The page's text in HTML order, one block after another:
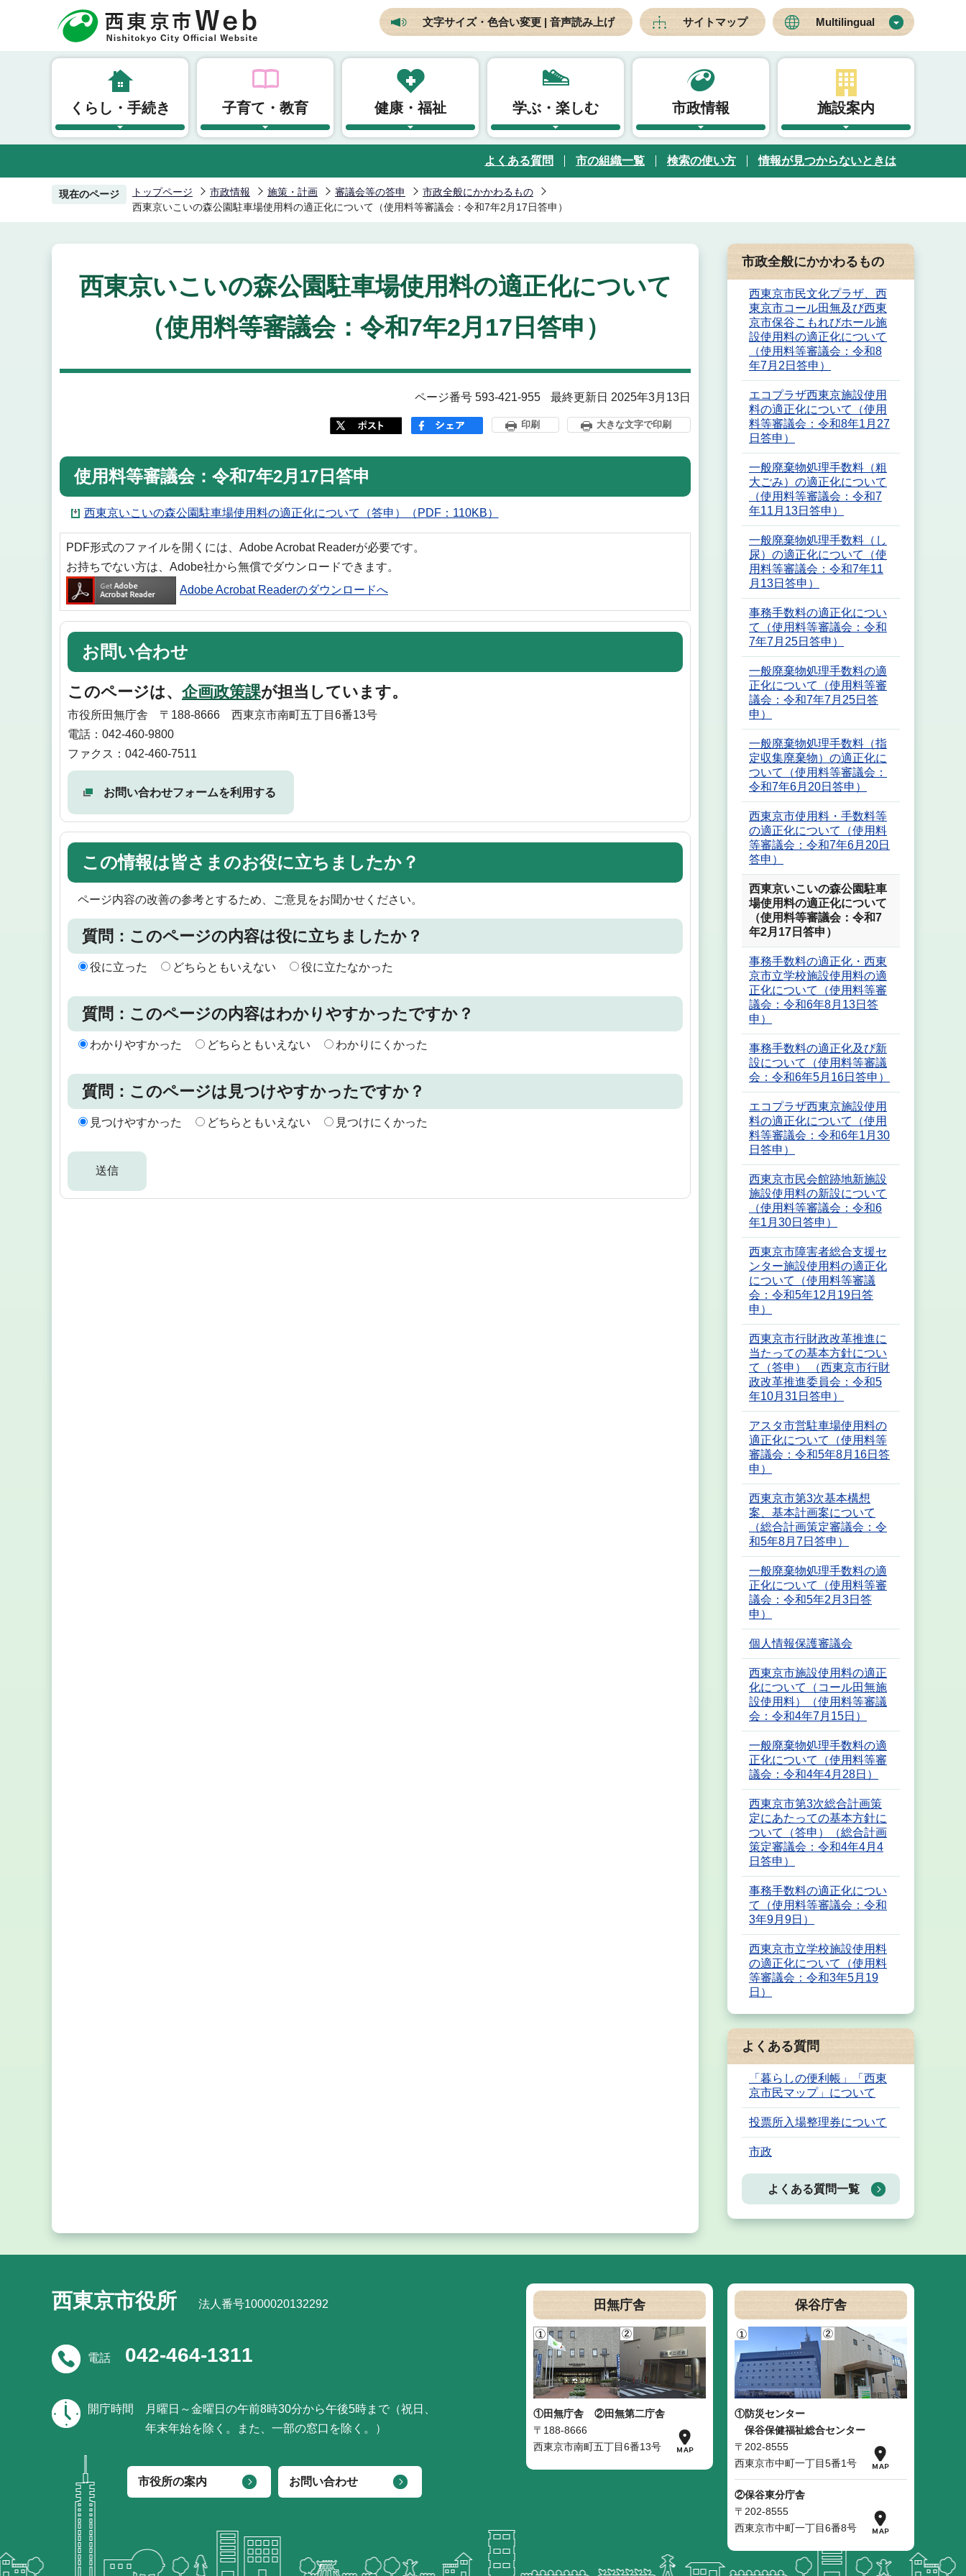
頭
文字サイズ・色合い変更 | 音声読み上げ サイトマップ Multilingual
くらし・手続き 子育て・教育 健康・福祉 学ぶ・楽しむ 市政情報 施設案内
よくある質問 市の組織一覧 検索の使い方 情報が見つからないときは
現在のページ トップページ 市政情報 施策・計画 審議会等の答申
市政全般にかかわるもの
西東京いこいの森公園駐車場使用料の適正化について（使用料等審議会：令和7年2月17日答申）
西東京いこいの森公園駐車場使用料の適正化について
（使用料等審議会：令和7年2月17日答申）
ページ番号 593-421-955 最終更新日 2025年3月13日
印刷 大きな文字で印刷
使用料等審議会：令和7年2月17日答申
西東京いこいの森公園駐車場使用料の適正化について（答申）（PDF：110KB）
PDF形式のファイルを開くには、Adobe Acrobat Readerが必要です。
お持ちでない方は、Adobe社から無償でダウンロードできます。
Adobe Acrobat Readerのダウンロードへ
お問い合わせ
このページは、 企画政策課が担当しています。
市役所田無庁舎 〒188-8666 西東京市南町五丁目6番13号
電話：042-460-9800
ファクス：042-460-7511
お問い合わせフォームを利用する
この情報は皆さまのお役に立ちましたか？
ページ内容の改善の参考とするため、ご意見をお聞かせください。
質問：このページの内容は役に立ちましたか？
役に立った どちらともいえない 役に立たなかった
質問：このページの内容はわかりやすかったですか？
わかりやすかった どちらともいえない わかりにくかった
質問：このページは見つけやすかったですか？
見つけやすかった どちらともいえない 見つけにくかった
市政全般にかかわるもの
西東京市民文化プラザ、西
東京市コール田無及び西東
京市保谷こもれびホール施
設使用料の適正化について
（使用料等審議会：令和8
年7月2日答申）
エコプラザ西東京施設使用
料の適正化について（使用
料等審議会：令和8年1月27
日答申）
一般廃棄物処理手数料（粗
大ごみ）の適正化について
（使用料等審議会：令和7
年11月13日答申）
一般廃棄物処理手数料（し
尿）の適正化について（使
用料等審議会：令和7年11
月13日答申）
事務手数料の適正化につい
て（使用料等審議会：令和
7年7月25日答申）
一般廃棄物処理手数料の適
正化について（使用料等審
議会：令和7年7月25日答
申）
一般廃棄物処理手数料（指
定収集廃棄物）の適正化に
ついて（使用料等審議会：
令和7年6月20日答申）
西東京市使用料・手数料等
の適正化について（使用料
等審議会：令和7年6月20日
答申）
西東京いこいの森公園駐車
場使用料の適正化について
（使用料等審議会：令和7
年2月17日答申）
事務手数料の適正化・西東
京市立学校施設使用料の適
正化について（使用料等審
議会：令和6年8月13日答
申）
事務手数料の適正化及び新
設について（使用料等審議
会：令和6年5月16日答申）
エコプラザ西東京施設使用
料の適正化について（使用
料等審議会：令和6年1月30
日答申）
西東京市民会館跡地新施設
施設使用料の新設について
（使用料等審議会：令和6
年1月30日答申）
西東京市障害者総合支援セ
ンター施設使用料の適正化
について（使用料等審議
会：令和5年12月19日答
申）
西東京市行財政改革推進に
当たっての基本方針につい
て（答申） （西東京市行財
政改革推進委員会：令和5
年10月31日答申）
アスタ市営駐車場使用料の
適正化について（使用料等
審議会：令和5年8月16日答
申）
西東京市第3次基本構想
案、基本計画案について
（総合計画策定審議会：令
和5年8月7日答申）
一般廃棄物処理手数料の適
正化について（使用料等審
議会：令和5年2月3日答
申）
個人情報保護審議会
西東京市施設使用料の適正
化について（コール田無施
設使用料）（使用料等審議
会：令和4年7月15日）
一般廃棄物処理手数料の適
正化について（使用料等審
議会：令和4年4月28日）
西東京市第3次総合計画策
定にあたっての基本方針に
ついて（答申）（総合計画
策定審議会：令和4年4月4
日答申）
事務手数料の適正化につい
て（使用料等審議会：令和
3年9月9日）
西東京市立学校施設使用料
の適正化について（使用料
等審議会：令和3年5月19
日）
よくある質問
「暮らしの便利帳」「西東
京市民マップ」について
投票所入場整理券について
市政
よくある質問一覧
西東京市役所 法人番号1000020132292
電話 042-464-1311
開庁時間
月曜日～金曜日の午前8時30分から午後5時まで（祝日、
年末年始を除く。また、一部の窓口を除く。）
市役所の案内 お問い合わせ
田無庁舎
①田無庁舎
②田無第二庁舎
〒188-8666
西東京市南町五丁目6番13号
保谷庁舎
①防災センター
保谷保健福祉総合センター
〒202-8555
西東京市中町一丁目5番1号
②保谷東分庁舎
〒202-8555
西東京市中町一丁目6番8号